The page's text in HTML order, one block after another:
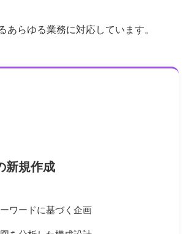
あらゆる業務に対応しています。
新規作成
ワードに基づく企画